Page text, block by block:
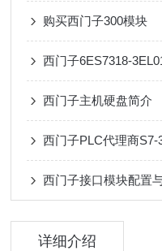
购买西门子300模块
西门子6ES7318-
西门子主机硬盘简介
西门子PLC代理商
西门子接口模块配置
详细介绍